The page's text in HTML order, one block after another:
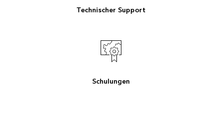
Technischer Support
Schulungen